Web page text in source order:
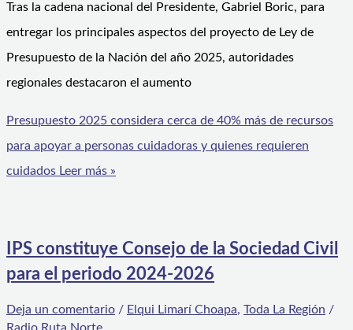
Tras la cadena nacional del Presidente, Gabriel Boric, para
entregar los principales aspectos del proyecto de Ley de
Presupuesto de la Nación del año 2025, autoridades
regionales destacaron el aumento
Presupuesto 2025 considera cerca de 40% más de recursos
para apoyar a personas cuidadoras y quienes requieren
cuidados Leer más »
IPS constituye Consejo de la Sociedad Civil
para el periodo 2024-2026
Deja un comentario / Elqui Limarí Choapa, Toda La Región /